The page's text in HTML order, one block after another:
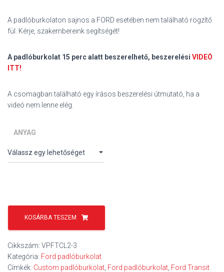
A padlóburkolaton sajnos a FORD esetében nem található rögzítő
fül. Kérje, szakembereink segítségét!
A padlóburkolat 15 perc alatt beszerelhető, beszerelési VIDEÓ
ITT!
A csomagban található egy írásos beszerelési útmutató, ha a
videó nem lenne elég.
ANYAG
Ford
Transit
Custom
padlóburkolat
mennyiség
KOSÁRBA TESZEM
Cikkszám: VPFTCL2-3
Kategória: Ford padlóburkolat
Címkék: Custom padlóburkolat Ford padlóburkolat Ford Transit